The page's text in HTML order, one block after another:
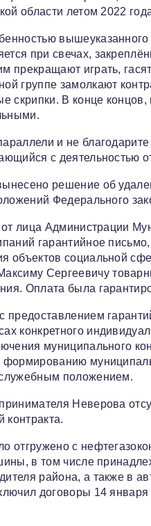
области летом 2022
при свечах,
прекращают играть,
группе замолкают
В конце
и не благодарите
с деятельностью
решение об
Федерального
лица Администрации
гарантийное
объектов социальной
Сергеевичу
Оплата была
конкретного
муниципального
формированию
служебным положением.
Неверова
с
в том числе
района, а также в
договоры 14